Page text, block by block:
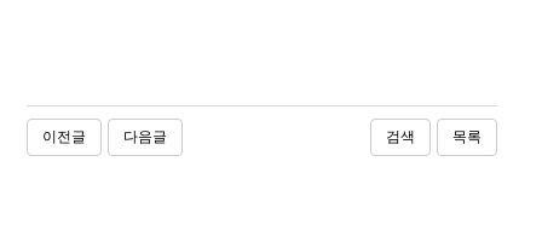
이전글 다음글 검색 목록